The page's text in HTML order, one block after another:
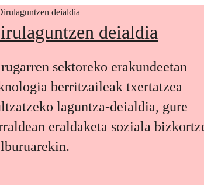
deialdia
sektoreko erakundeetan
berritzaileak txertatzea
laguntza-deialdia, gure
eraldaketa soziala